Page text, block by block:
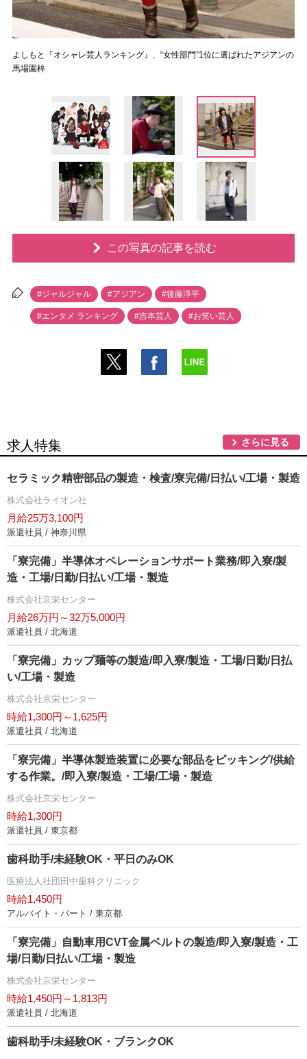
よしもと『オシャレ芸人ランキング』、“女性部門”1位に選ばれたアジアンの
馬場園梓
この写真の記事を読む
#ジャルジャル #アジアン #後藤淳平
#エンタメ ランキング #吉本芸人 #お笑い芸人
求人特集 さらに見る
セラミック精密部品の製造・検査/寮完備/日払い/工場・製造
株式会社ライオン社
月給25万3,100円
派遣社員 / 神奈川県
「寮完備」半導体オペレーションサポート業務/即入寮/製
造・工場/日勤/日払い/工場・製造
株式会社京栄センター
月給26万円～32万5,000円
派遣社員 / 北海道
「寮完備」カップ麺等の製造/即入寮/製造・工場/日勤/日払
い/工場・製造
株式会社京栄センター
時給1,300円～1,625円
派遣社員 / 北海道
「寮完備」半導体製造装置に必要な部品をピッキング/供給
する作業。/即入寮/製造・工場/工場・製造
株式会社京栄センター
時給1,300円
派遣社員 / 東京都
歯科助手/未経験OK・平日のみOK
医療法人社団田中歯科クリニック
時給1,450円
アルバイト・パート / 東京都
「寮完備」自動車用CVT金属ベルトの製造/即入寮/製造・工
場/日勤/日払い/工場・製造
株式会社京栄センター
時給1,450円～1,813円
派遣社員 / 北海道
歯科助手/未経験OK・ブランクOK